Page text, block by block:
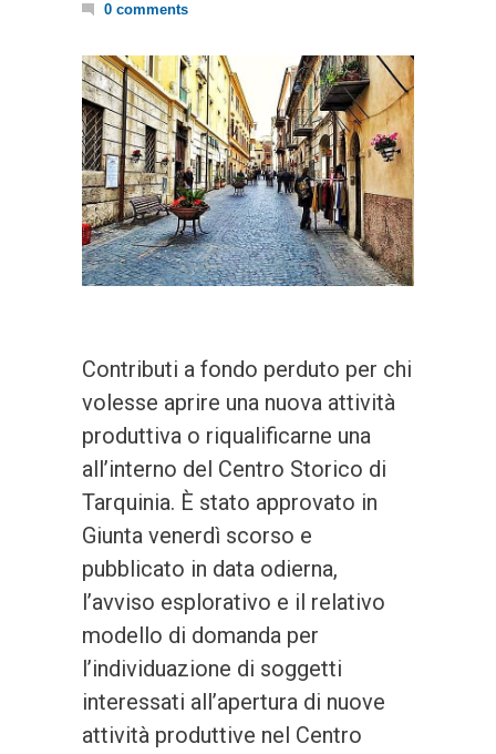
0 comments
Contributi a fondo perduto per chi
volesse aprire una nuova attività
produttiva o riqualificarne una
all’interno del Centro Storico di
Tarquinia. È stato approvato in
Giunta venerdì scorso e
pubblicato in data odierna,
l’avviso esplorativo e il relativo
modello di domanda per
l’individuazione di soggetti
interessati all’apertura di nuove
attività produttive nel Centro